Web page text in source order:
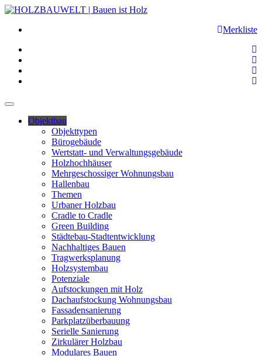
Merkliste
Objektbau
Objekttypen
Bürogebäude
Wertstatt- und Verwaltungsgebäude
Holzhochhäuser
Mehrgeschossiger Wohnungsbau
Hallenbau
Themen
Urbaner Holzbau
Cradle to Cradle
Green Building
Städtebau-Stadtentwicklung
Nachhaltiges Bauen
Tragwerksplanung
Holzsystembau
Potenziale
Aufstockungen mit Holz
Dachaufstockung Wohnungsbau
Fassadensanierung
Parkplatzüberbauung
Serielle Sanierung
Zirkulärer Holzbau
Modulares Bauen